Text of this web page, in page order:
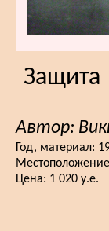
Защита
Автор:
Год, материал:
Цена: 1 020 у.е.